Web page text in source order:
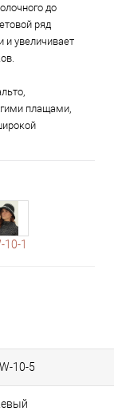
до
ряд
и увеличивает
плащами,
10
10-1
10-5